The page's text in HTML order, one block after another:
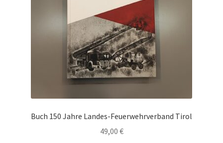
Buch 150 Jahre Landes-Feuerwehrverband Tirol
49,00 €